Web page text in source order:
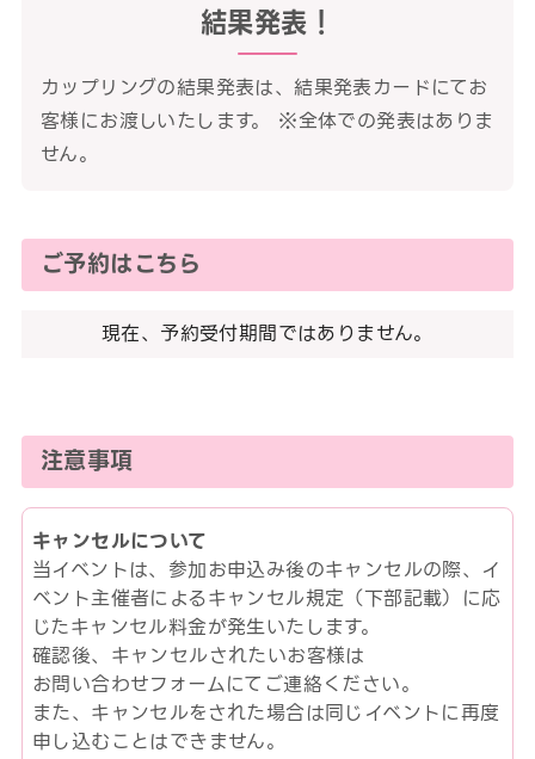
結果発表！
カップリングの結果発表は、結果発表カードにてお
客様にお渡しいたします。 ※全体での発表はありま
せん。
ご予約はこちら
現在、予約受付期間ではありません。
注意事項
キャンセルについて
当イベントは、参加お申込み後のキャンセルの際、イ
ベント主催者によるキャンセル規定（下部記載）に応
じたキャンセル料金が発生いたします。
確認後、キャンセルされたいお客様は
お問い合わせフォームにてご連絡ください。
また、キャンセルをされた場合は同じイベントに再度
申し込むことはできません。